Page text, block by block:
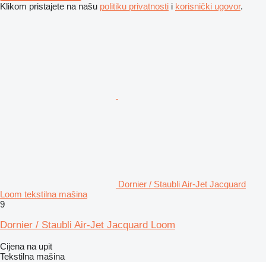
Klikom pristajete na našu politiku privatnosti i korisnički ugovor.
Dornier / Staubli Air-Jet Jacquard
Loom tekstilna mašina
9
Dornier / Staubli Air-Jet Jacquard Loom
Cijena na upit
Tekstilna mašina